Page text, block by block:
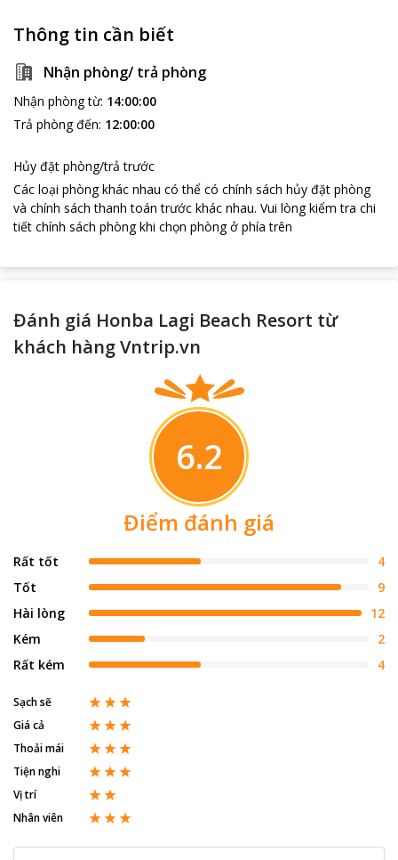
Thông tin cần biết
Nhận phòng/ trả phòng
Nhận phòng từ: 14:00:00
Trả phòng đến: 12:00:00
Hủy đặt phòng/trả trước
Các loại phòng khác nhau có thể có chính sách hủy đặt phòng
và chính sách thanh toán trước khác nhau. Vui lòng kiểm tra chi
tiết chính sách phòng khi chọn phòng ở phía trên
Đánh giá Honba Lagi Beach Resort từ
khách hàng Vntrip.vn
6.2
Điểm đánh giá
Rất tốt
4
Tốt
9
Hài lòng
12
Kém
2
Rất kém
4
Sạch sẽ
Giá cả
Thoải mái
Tiện nghi
Vị trí
Nhân viên